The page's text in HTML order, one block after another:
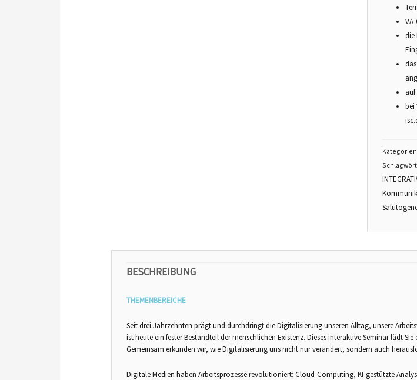
die
bei
BESCHREIBUNG
THEMENBEREICHE
Seit drei Jahrzehnten prägt und durchdringt die Digitalisierung unseren Alltag, unsere
ist heute ein fester Bestandteil der menschlichen Existenz. Dieses interaktive Seminar lädt
Gemeinsam erkunden wir, wie Digitalisierung uns nicht nur verändert, sondern auch
Digitale Medien haben Arbeitsprozesse revolutioniert: Cloud-Computing, KI-gestützte